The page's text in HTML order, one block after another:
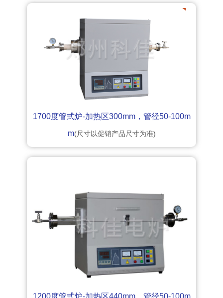
1700度管式炉-加热区300mm，管径50-100m
m(尺寸以促销产品尺寸为准)
1200度管式炉-加热区440mm，管径50-100m